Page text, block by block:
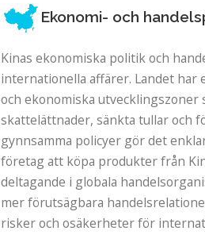
Ekonomi- och
Kinas ekonomiska politik och
internationella affärer. Landet
och ekonomiska
skattelättnader, sänkta tullar och
gynnsamma policyer gör det
företag att köpa produkter från
deltagande i globala
mer förutsägbara
risker och osäkerheter för